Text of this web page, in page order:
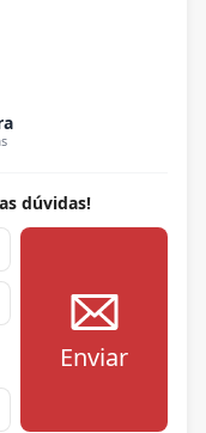
dúvidas!
Enviar